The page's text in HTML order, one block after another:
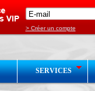
> Créer un compte
SERVICES